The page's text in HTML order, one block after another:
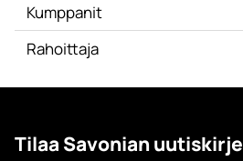
Kumppanit
Rahoittaja
Tilaa Savonian uutiskirje